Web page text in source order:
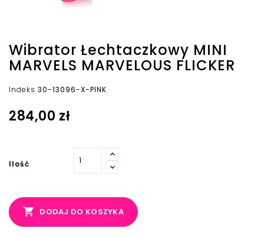
Wibrator Łechtaczkowy MINI
MARVELS MARVELOUS FLICKER
Indeks 30-13096-X-PINK
284,00 zł
Ilość
 DODAJ DO KOSZYKA